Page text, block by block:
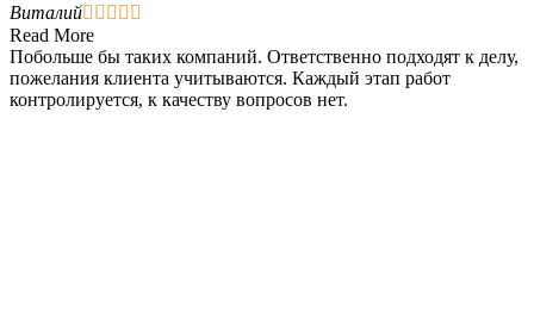
Виталий    
Read More
Побольше бы таких компаний. Ответственно подходят к делу,
пожелания клиента учитываются. Каждый этап работ
контролируется, к качеству вопросов нет.